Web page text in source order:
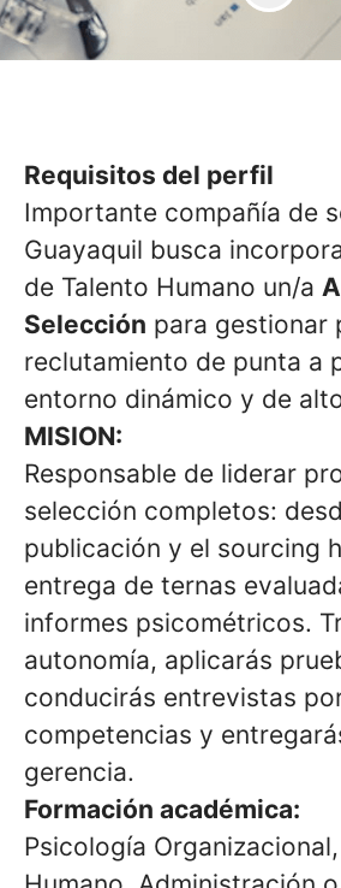
Requisitos del perfil
Importante compañía de
Guayaquil busca
de Talento Humano un/a
Selección para gestionar
reclutamiento de punta a
entorno dinámico y de
MISION:
Responsable de liderar
selección completos:
publicación y el sourcing
entrega de ternas
informes psicométricos.
autonomía, aplicarás
conducirás entrevistas
competencias y
gerencia.
Formación académica:
Psicología